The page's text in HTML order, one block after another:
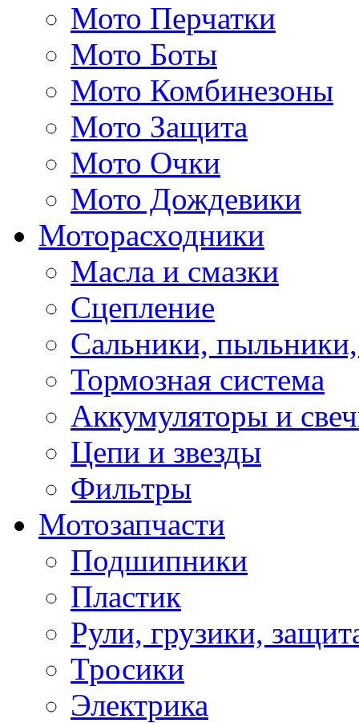
Мото Перчатки
Мото Боты
Мото Комбинезоны
Мото Защита
Мото Очки
Мото Дождевики
Моторасходники
Масла и смазки
Сцепление
Сальники,
Тормозная система
Аккумуляторы и
Цепи и звезды
Фильтры
Мотозапчасти
Подшипники
Пластик
Рули, грузики,
Тросики
Электрика